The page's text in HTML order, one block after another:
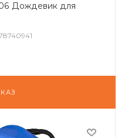
Дождевик для